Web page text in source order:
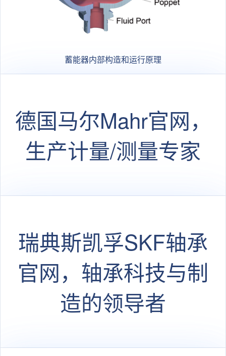
蓄能器内部构造和运行原理
德国马尔Mahr官网，
生产计量/测量专家
瑞典斯凯孚SKF轴承
官网，轴承科技与制
造的领导者